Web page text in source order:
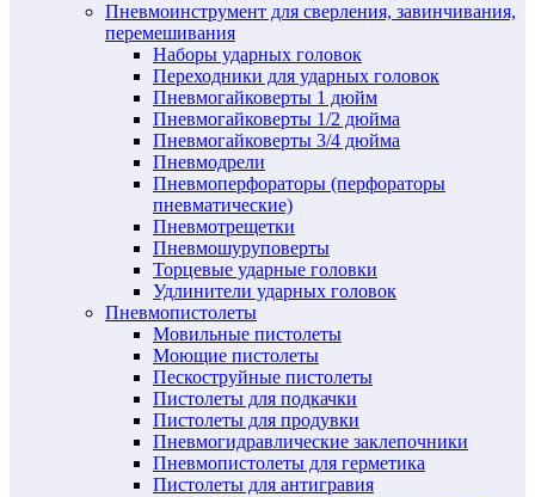
Пневмоинструмент для сверления, завинчивания,
перемешивания
Наборы ударных головок
Переходники для ударных головок
Пневмогайковерты 1 дюйм
Пневмогайковерты 1/2 дюйма
Пневмогайковерты 3/4 дюйма
Пневмодрели
Пневмоперфораторы (перфораторы
пневматические)
Пневмотрещетки
Пневмошуруповерты
Торцевые ударные головки
Удлинители ударных головок
Пневмопистолеты
Мовильные пистолеты
Моющие пистолеты
Пескоструйные пистолеты
Пистолеты для подкачки
Пистолеты для продувки
Пневмогидравлические заклепочники
Пневмопистолеты для герметика
Пистолеты для антигравия